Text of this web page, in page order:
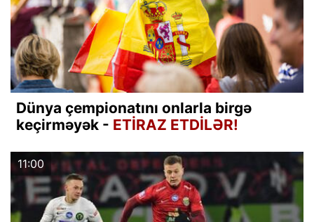
Dünya çempionatını onlarla birgə
keçirməyək - ETİRAZ ETDİLƏR!
11:00